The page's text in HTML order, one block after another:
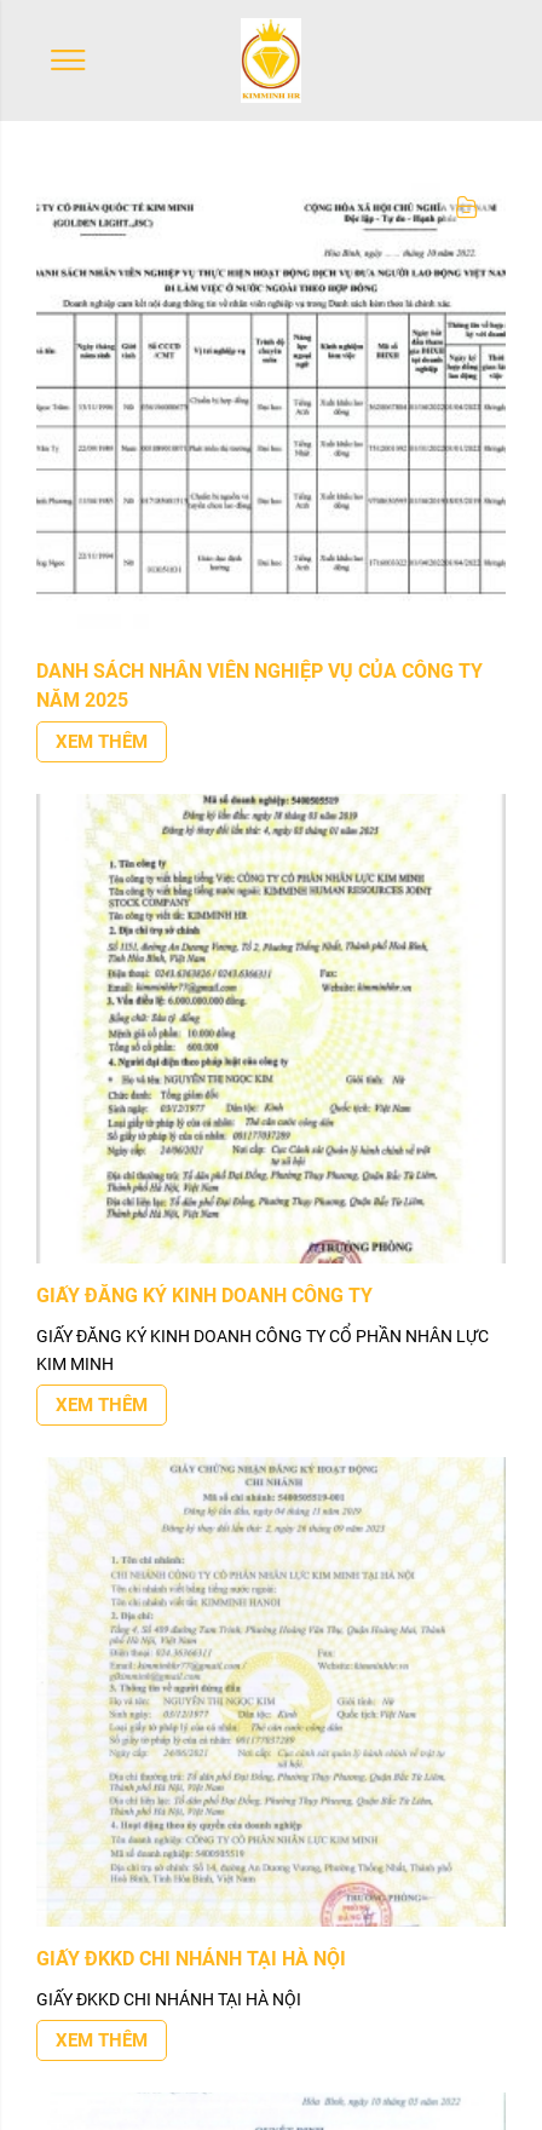
DANH SÁCH NHÂN VIÊN NGHIỆP VỤ CỦA CÔNG TY
NĂM 2025
XEM THÊM
GIẤY ĐĂNG KÝ KINH DOANH CÔNG TY
GIẤY ĐĂNG KÝ KINH DOANH CÔNG TY CỔ PHẦN NHÂN LỰC
KIM MINH
XEM THÊM
GIẤY ĐKKD CHI NHÁNH TẠI HÀ NỘI
GIẤY ĐKKD CHI NHÁNH TẠI HÀ NỘI
XEM THÊM